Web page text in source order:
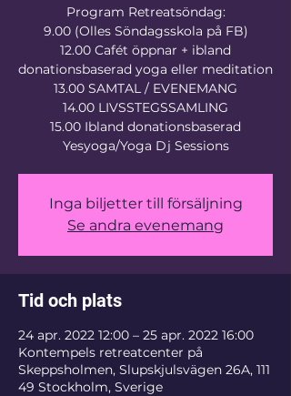
Program Retreatsöndag:
9.00 (Olles Söndagsskola på FB)
12.00 Cafét öppnar + ibland
donationsbaserad yoga eller meditation
13.00 SAMTAL / EVENEMANG
14.00 LIVSSTEGSSAMLING
15.00 Ibland donationsbaserad
Yesyoga/Yoga Dj Sessions
Inga biljetter till försäljning
Se andra evenemang
Tid och plats
24 apr. 2022 12:00 – 25 apr. 2022 16:00
Kontempels retreatcenter på
Skeppsholmen, Slupskjulsvägen 26A, 111
49 Stockholm, Sverige